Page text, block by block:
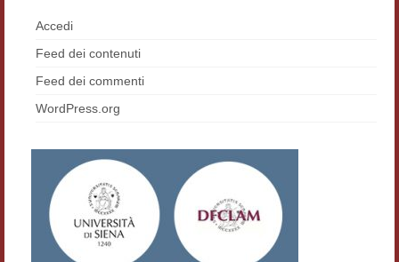
Materiali
Semicerchio
Presentazione
Numeri
Indice 1986-2008
Accedi
Feed dei contenuti
Feed dei commenti
WordPress.org